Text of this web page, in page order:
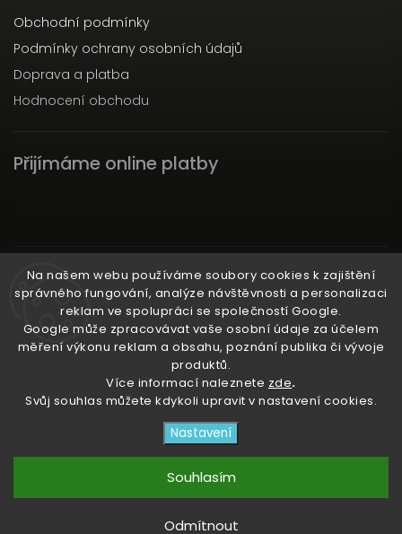
Na našem webu používáme soubory cookies k zajištění
správného fungování, analýze návštěvnosti a personalizaci
reklam ve spolupráci se společností Google.
Google může zpracovávat vaše osobní údaje za účelem
měření výkonu reklam a obsahu, poznání publika či vývoje
produktů.
Více informací naleznete zde.
Svůj souhlas můžete kdykoli upravit v nastavení cookies.
Nastavení
Odmítnout
Souhlasím
Obchodní podmínky
Podmínky ochrany osobních údajů
Doprava a platba
Hodnocení obchodu
Přijímáme online platby
Instagram
Ať už ti nic neunikne!
3RACHAshop
vyhrazena.
Upravit nastavení cookies